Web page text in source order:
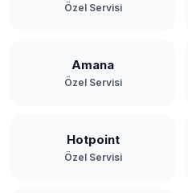
Özel Servisi
Amana
Özel Servisi
Hotpoint
Özel Servisi